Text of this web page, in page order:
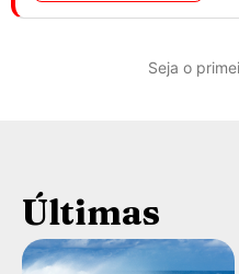
Seja o
Últimas